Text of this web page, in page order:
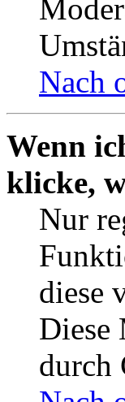
Nach
Wenn
klicke,
Nur
diese
Diese
durch